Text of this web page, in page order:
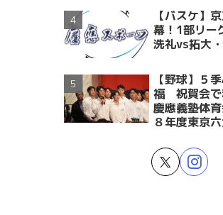
賀会～後編～
【バスケ】
幕！1部リー
洗礼vs拓大
【野球】５
福 祝賀会で
慶應義塾体
８年度東京
～